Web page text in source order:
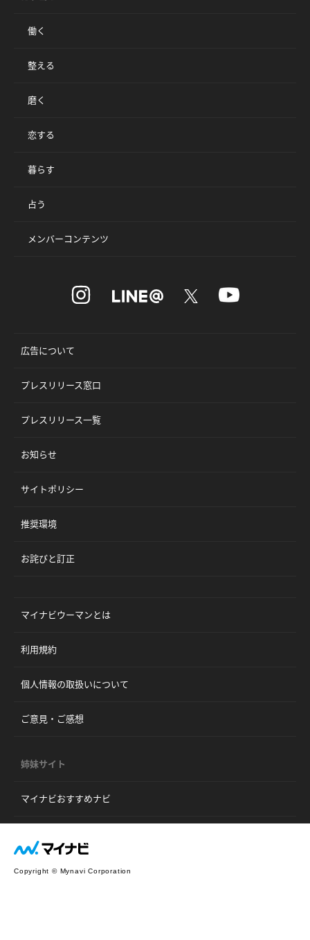
働く
整える
磨く
恋する
暮らす
占う
メンバーコンテンツ
広告について
プレスリリース窓口
プレスリリース一覧
お知らせ
サイトポリシー
推奨環境
お詫びと訂正
マイナビウーマンとは
利用規約
個人情報の取扱いについて
ご意見・ご感想
姉妹サイト
マイナビおすすめナビ
Copyright © Mynavi Corporation